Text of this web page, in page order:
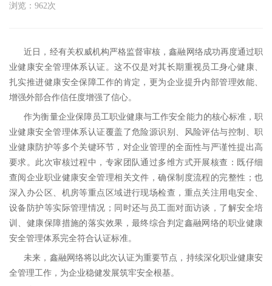
浏览：962次
近日， 经有关权威机构严格监督审核，鑫融网络成功再度通过职
业健康安全管理体系认证。这不仅是对其长期重视员工身心健康、
扎实推进健康安全保障工作的肯定，更为企业提升内部管理效能、
增强外部合作信任度增强了信心。
作为衡量企业保障员工职业健康与工作安全能力的核心标准，职
业健康安全管理体系认证覆盖了危险源识别、风险评估与控制、职
业健康防护等多个关键环节，对企业管理的全面性与严谨性提出高
要求。此次审核过程中，专家团队通过多维方式开展核查：既仔细
查阅企业职业健康安全管理相关文件，确保制度流程的完整性；也
深入办公区、机房等重点区域进行现场检查，重点关注用电安全、
设备防护等实际管理情况；同时还与员工面对面访谈，了解安全培
训、健康保障措施的落实效果，最终综合判定鑫融网络的职业健康
安全管理体系完全符合认证标准。
未来，鑫融网络将以此次认证为重要节点，持续深化职业健康安
全管理工作 ， 为企业稳健发展筑牢安全根基。